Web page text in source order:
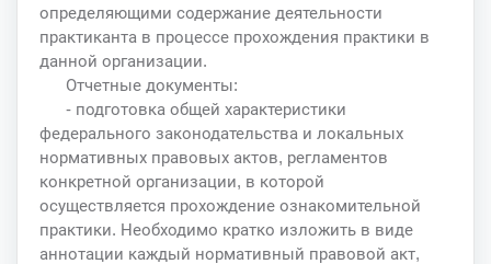
определяющими содержание деятельности
практиканта в процессе прохождения практики в
данной организации.
Отчетные документы:
- подготовка общей характеристики
федерального законодательства и локальных
нормативных правовых актов, регламентов
конкретной организации, в которой
осуществляется прохождение ознакомительной
практики. Необходимо кратко изложить в виде
аннотации каждый нормативный правовой акт,